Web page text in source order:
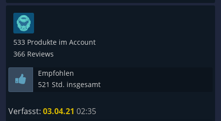
533 Produkte im Account
366 Reviews
Empfohlen
521 Std. insgesamt
Verfasst: 03.04.21 02:35